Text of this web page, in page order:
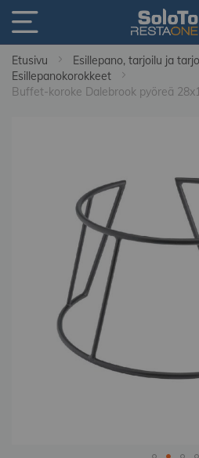
Etusivu
Esillepano, tarjoilu ja
Esillepanokorokkeet
Buffet-koroke Dalebrook pyöreä